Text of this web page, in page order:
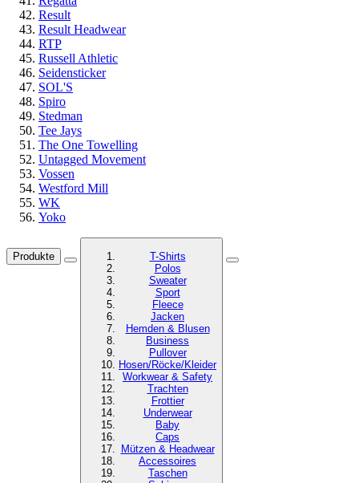
Result
Result Headwear
RTP
Russell Athletic
Seidensticker
SOL'S
Spiro
Stedman
Tee Jays
The One Towelling
Untagged Movement
Vossen
Westford Mill
WK
Yoko
Produkte
T-Shirts
Polos
Sweater
Sport
Fleece
Jacken
Hemden & Blusen
Business
Pullover
Hosen/Röcke/Kleider
Workwear & Safety
Trachten
Frottier
Underwear
Baby
Caps
Mützen & Headwear
Accessoires
Taschen